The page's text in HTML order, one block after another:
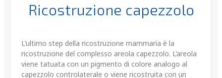
Ricostruzione capezzolo
L’ultimo step della ricostruzione mammaria è la
ricostruzione del complesso areola capezzolo. L’areola
viene tatuata con un pigmento di colore analogo al
capezzolo controlaterale o viene ricostruita con un